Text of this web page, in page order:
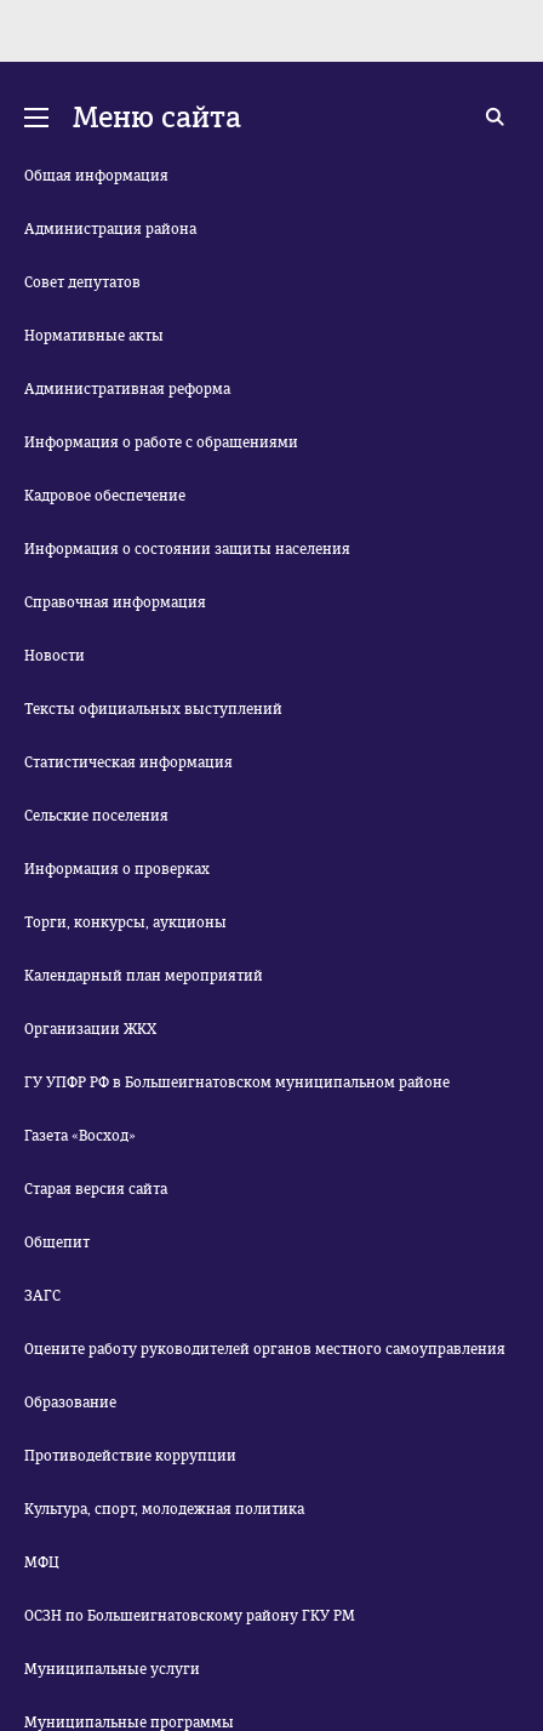
Меню сайта
Общая информация
Администрация района
Совет депутатов
Нормативные акты
Административная реформа
Информация о работе с обращениями
Кадровое обеспечение
Информация о состоянии защиты населения
Справочная информация
Новости
Тексты официальных выступлений
Статистическая информация
Сельские поселения
Информация о проверках
Торги, конкурсы, аукционы
Календарный план мероприятий
Организации ЖКХ
ГУ УПФР РФ в Большеигнатовском муниципальном районе
Газета «Восход»
Старая версия сайта
Общепит
ЗАГС
Оцените работу руководителей органов местного самоуправления
Образование
Противодействие коррупции
Культура, спорт, молодежная политика
МФЦ
ОСЗН по Большеигнатовскому району ГКУ РМ
Муниципальные услуги
Муниципальные программы